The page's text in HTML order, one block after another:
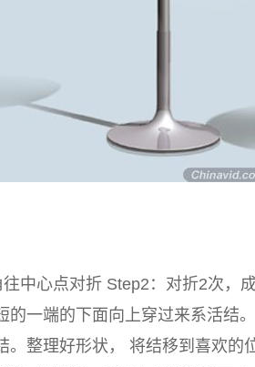
中心点对折 Step2：对折2次，
的一端的下面向上穿过来系活结
。整理好形状， 将结移到喜欢的